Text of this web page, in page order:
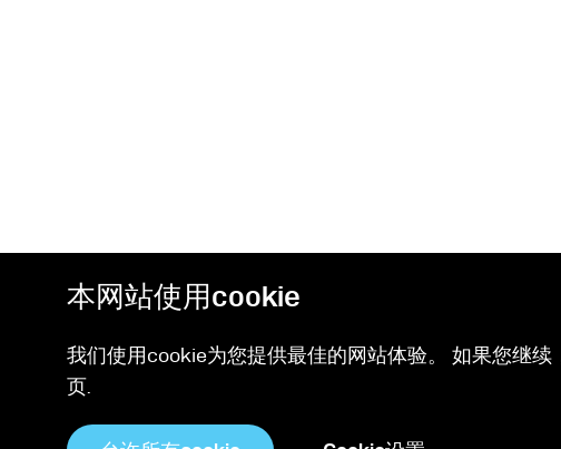
本网站使用cookie
我们使用cookie为您提供最佳的网站体验。 如果您继
页.